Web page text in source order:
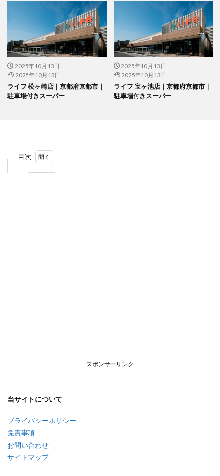
2025年10月13日
2025年10月13日
ライフ 松ヶ崎店｜京都府京都市｜
駐車場付きスーパー
2025年10月13日
2025年10月13日
ライフ 宝ヶ池店｜京都府京都市｜
駐車場付きスーパー
目次
スポンサーリンク
当サイトについて
プライバシーポリシー
免責事項
お問い合わせ
サイトマップ